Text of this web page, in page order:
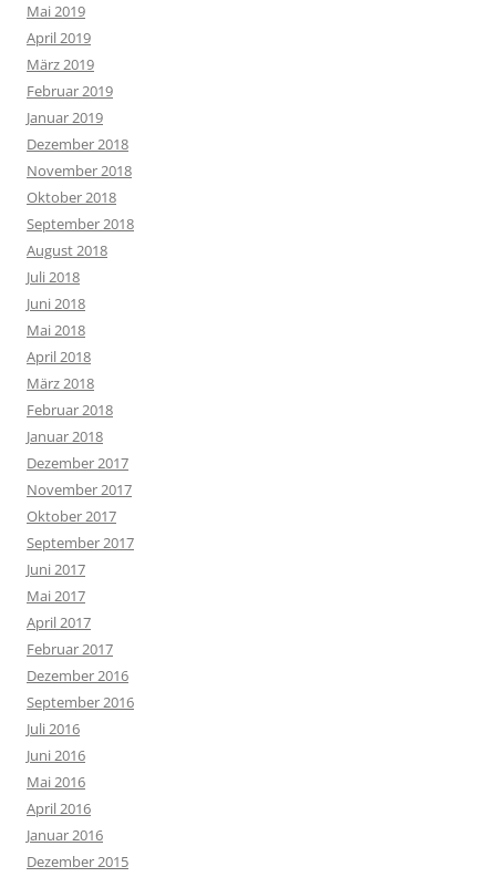
Mai 2019
April 2019
März 2019
Februar 2019
Januar 2019
Dezember 2018
November 2018
Oktober 2018
September 2018
August 2018
Juli 2018
Juni 2018
Mai 2018
April 2018
März 2018
Februar 2018
Januar 2018
Dezember 2017
November 2017
Oktober 2017
September 2017
Juni 2017
Mai 2017
April 2017
Februar 2017
Dezember 2016
September 2016
Juli 2016
Juni 2016
Mai 2016
April 2016
Januar 2016
Dezember 2015